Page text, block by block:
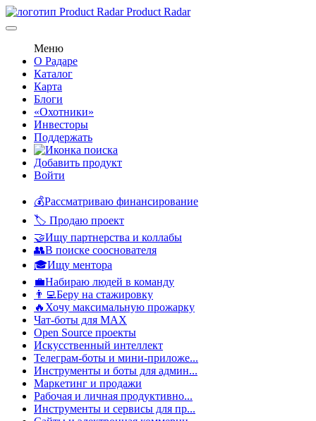
Product Radar
Меню
О Радаре
Каталог
Карта
Блоги
«Охотники»
Инвесторы
Поддержать
Добавить продукт
Войти
💰Рассматриваю финансирование
🏷️ Продаю проект
🤝Ищу партнерства и коллабы
👥В поиске сооснователя
🎓Ищу ментора
💼Набираю людей в команду
👨‍💻Беру на стажировку
🔥Хочу максимальную прожарку
Чат-боты для MAX
Open Source проекты
Искусственный интеллект
Телеграм-боты и мини-приложе...
Инструменты и боты для админ...
Маркетинг и продажи
Рабочая и личная продуктивно...
Инструменты и сервисы для пр...